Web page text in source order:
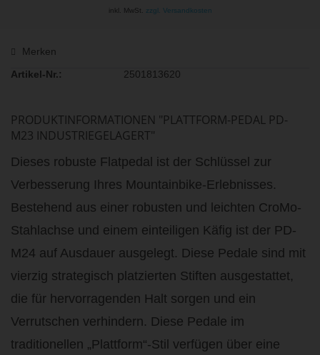
inkl. MwSt. zzgl. Versandkosten
Merken
Artikel-Nr.:
2501813620
PRODUKTINFORMATIONEN "PLATTFORM-PEDAL PD-
M23 INDUSTRIEGELAGERT"
Dieses robuste Flatpedal ist der Schlüssel zur
Verbesserung Ihres Mountainbike-Erlebnisses.
Bestehend aus einer robusten und leichten CroMo-
Stahlachse und einem einteiligen Käfig ist der PD-
M24 auf Ausdauer ausgelegt. Diese Pedale sind mit
vierzig strategisch platzierten Stiften ausgestattet,
die für hervorragenden Halt sorgen und ein
Verrutschen verhindern. Diese Pedale im
traditionellen „Plattform“-Stil verfügen über eine